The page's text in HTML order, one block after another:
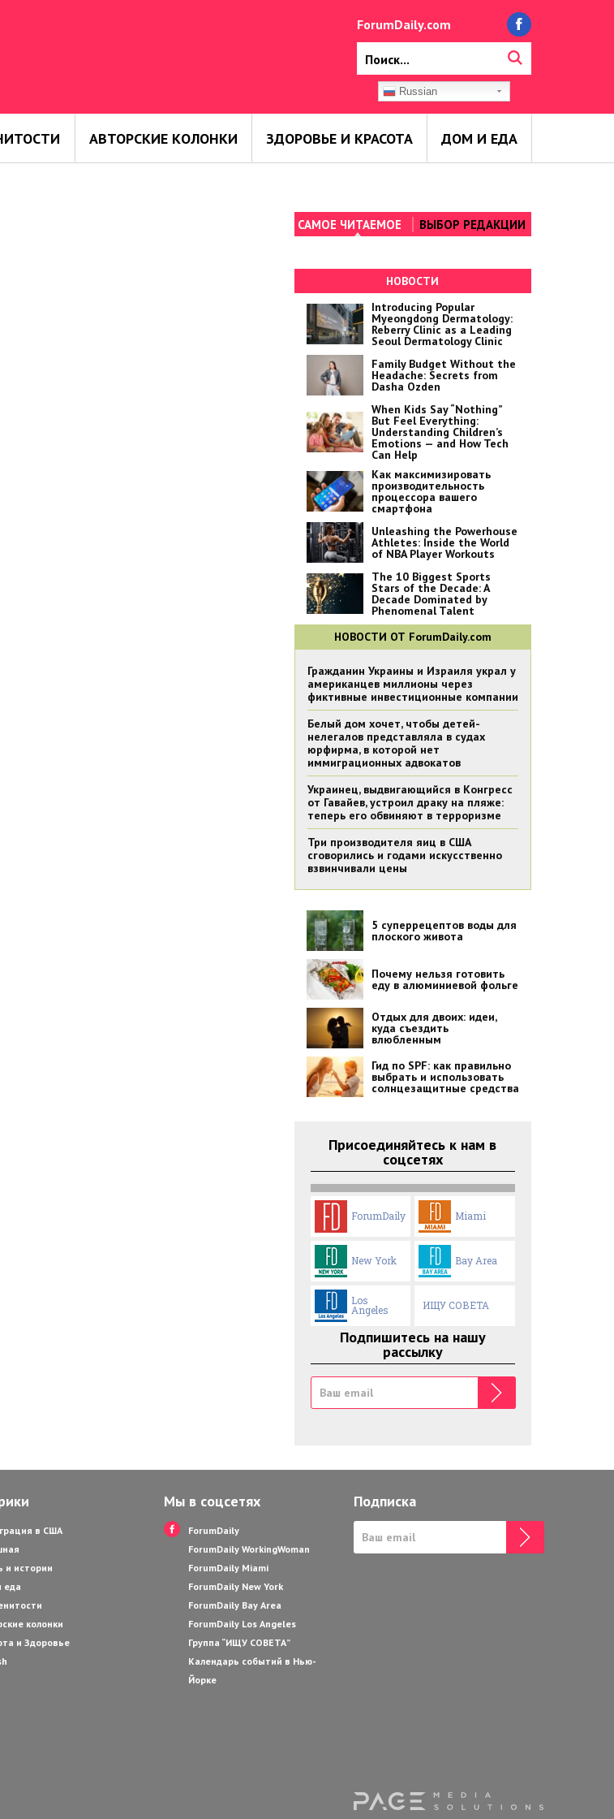
ForumDaily.com
Russian
АВТОРСКИЕ КОЛОНКИ ЗДОРОВЬЕ И КРАСОТА ДОМ И ЕДА
САМОЕ ЧИТАЕМОЕ ВЫБОР РЕДАКЦИИ
НОВОСТИ
Introducing Popular
Myeongdong Dermatology:
Reberry Clinic as a Leading
Seoul Dermatology Clinic
Family Budget Without the
Headache: Secrets from
Dasha Ozden
When Kids Say “Nothing”
But Feel Everything:
Understanding Children’s
Emotions — and How Tech
Can Help
Как максимизировать
производительность
процессора вашего
смартфона
Unleashing the Powerhouse
Athletes: Inside the World
of NBA Player Workouts
The 10 Biggest Sports
Stars of the Decade: A
Decade Dominated by
Phenomenal Talent
НОВОСТИ ОТ ForumDaily.com
Гражданин Украины и Израиля украл у
американцев миллионы через
фиктивные инвестиционные компании
Белый дом хочет, чтобы детей-
нелегалов представляла в судах
юрфирма, в которой нет
иммиграционных адвокатов
Украинец, выдвигающийся в Конгресс
от Гавайев, устроил драку на пляже:
теперь его обвиняют в терроризме
Три производителя яиц в США
сговорились и годами искусственно
взвинчивали цены
5 суперрецептов воды для
плоского живота
Почему нельзя готовить
еду в алюминиевой фольге
Отдых для двоих: идеи,
куда съездить
влюбленным
Гид по SPF: как правильно
выбрать и использовать
солнцезащитные средства
Присоединяйтесь к нам в
соцсетях
ForumDaily Miami
New York Bay Area
Los
Angeles ИЩУ СОВЕТА
Подпишитесь на нашу
рассылку
в США
и истории
еда
колонки
и Здоровье
Мы в соцсетях
ForumDaily
ForumDaily WorkingWoman
ForumDaily Miami
ForumDaily New York
ForumDaily Bay Area
ForumDaily Los Angeles
Группа “ИЩУ СОВЕТА”
Календарь событий в Нью-
Йорке
Подписка